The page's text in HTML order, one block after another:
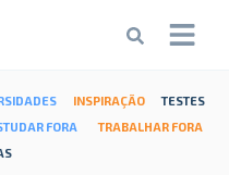
INSPIRAÇÃO
TESTES
FORA
TRABALHAR FORA